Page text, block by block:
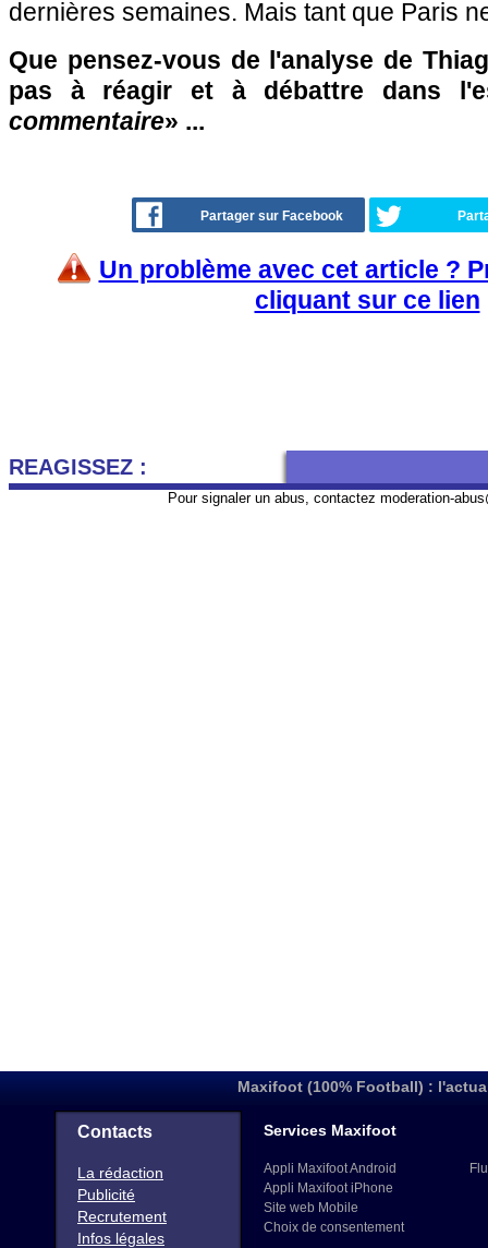
dernières semaines. Mais tant que Paris
Que pensez-vous de l'analyse de
pas à réagir et à débattre dans
commentaire» ...
Partager sur Facebook
Un problème avec cet article ?
cliquant sur ce lien
REAGISSEZ :
Pour signaler un abus, contactez moderation-
Maxifoot (100% Football) :
Contacts
La rédaction
Publicité
Recrutement
Infos légales
Services Maxifoot
Appli Maxifoot Android
Appli Maxifoot iPhone
Site web Mobile
Choix de consentement